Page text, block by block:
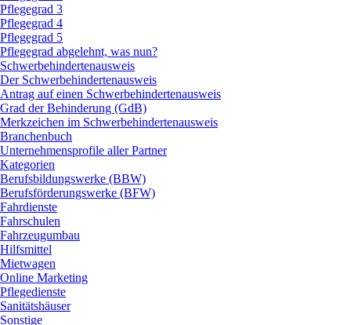
Pflegegrad 3
Pflegegrad 4
Pflegegrad 5
Pflegegrad abgelehnt, was nun?
Schwerbehindertenausweis
Der Schwerbehindertenausweis
Antrag auf einen Schwerbehindertenausweis
Grad der Behinderung (GdB)
Merkzeichen im Schwerbehindertenausweis
Branchenbuch
Unternehmensprofile aller Partner
Kategorien
Berufsbildungswerke (BBW)
Berufsförderungswerke (BFW)
Fahrdienste
Fahrschulen
Fahrzeugumbau
Hilfsmittel
Mietwagen
Online Marketing
Pflegedienste
Sanitätshäuser
Sonstige